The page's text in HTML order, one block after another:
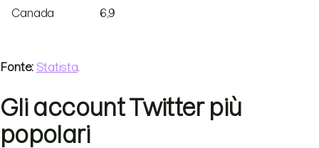
Canada 6,9
Fonte: Statista
Gli account Twitter più
popolari